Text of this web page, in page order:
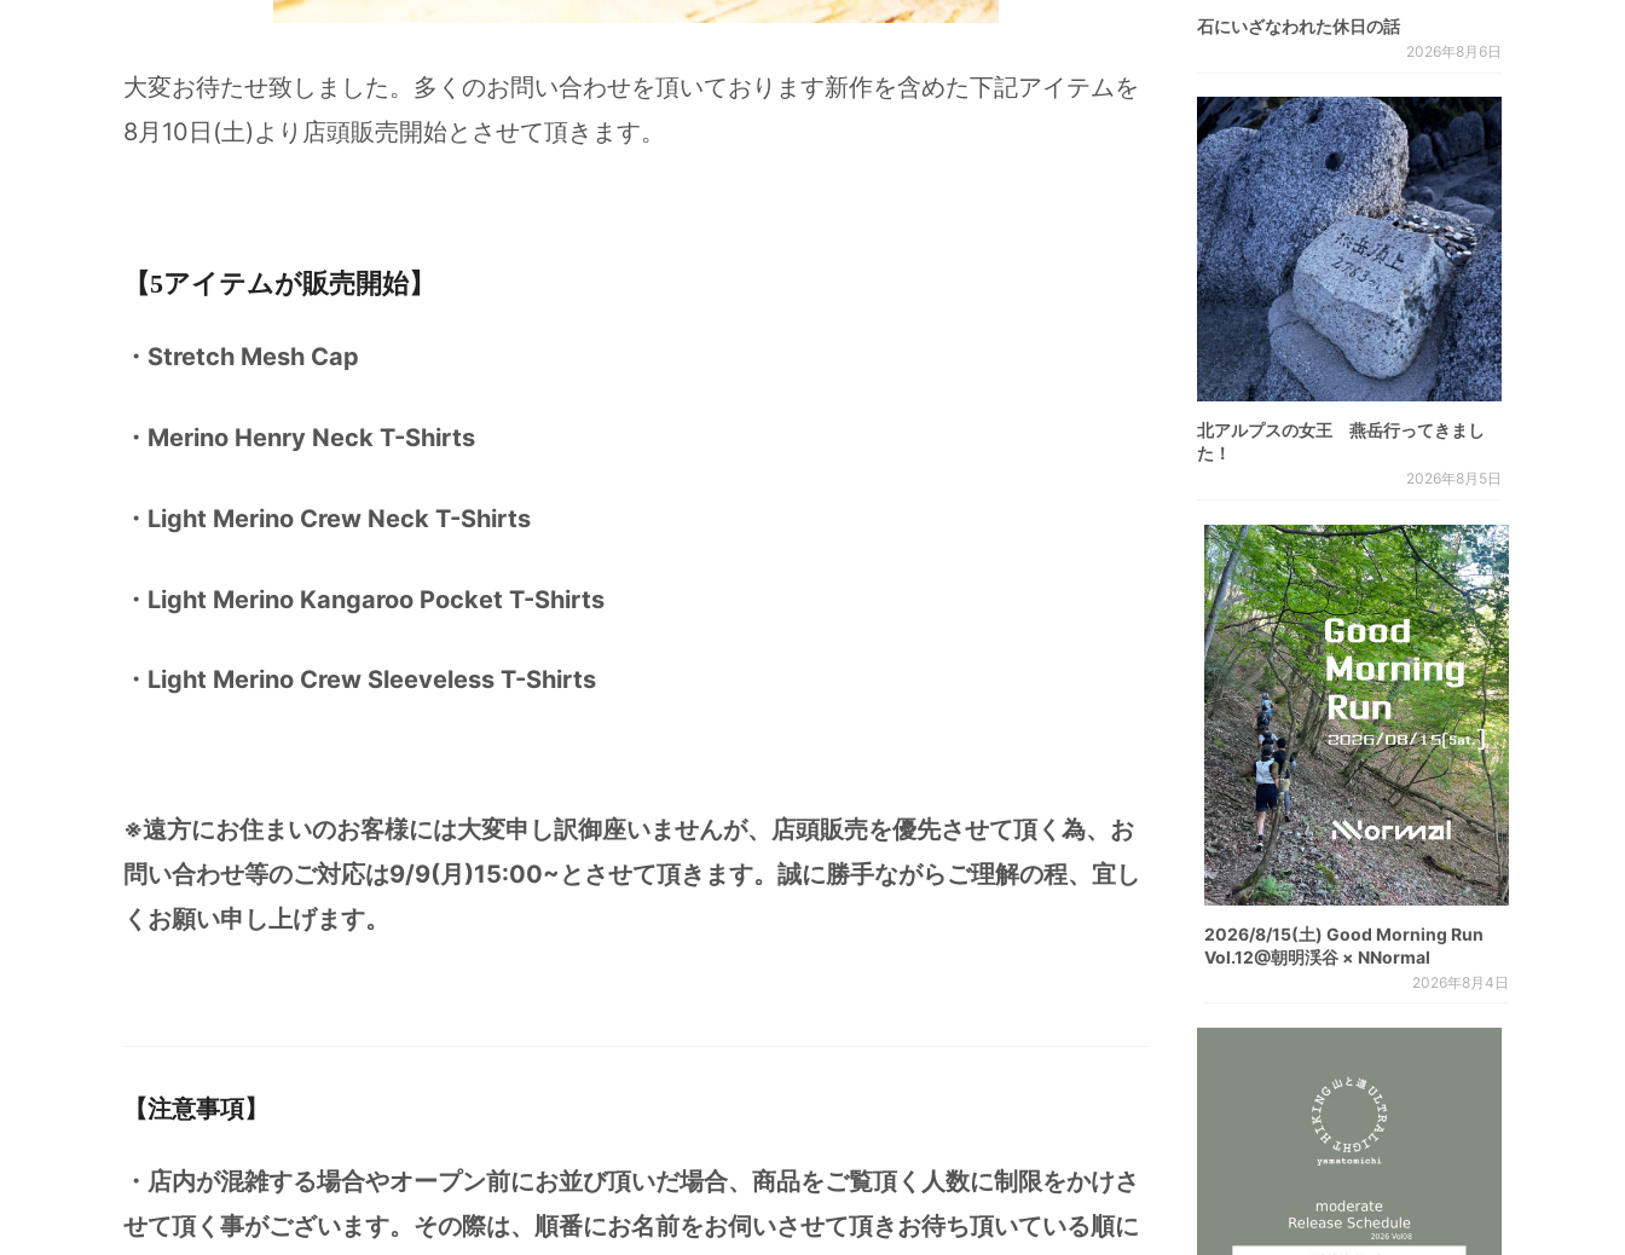
大変お待たせ致しました。多くのお問い合わせを頂いております新作を含めた下記アイテムを
8月10日(土)より店頭販売開始とさせて頂きます。
【5アイテムが販売開始】
・Stretch Mesh Cap
・Merino Henry Neck T-Shirts
・Light Merino Crew Neck T-Shirts
・Light Merino Kangaroo Pocket T-Shirts
・Light Merino Crew Sleeveless T-Shirts
※遠方にお住まいのお客様には大変申し訳御座いませんが、店頭販売を優先させて頂く為、お
問い合わせ等のご対応は9/9(月)15:00~とさせて頂きます。誠に勝手ながらご理解の程、宜し
くお願い申し上げます。
【注意事項】
・店内が混雑する場合やオープン前にお並び頂いだ場合、商品をご覧頂く人数に制限をかけさ
せて頂く事がございます。その際は、順番にお名前をお伺いさせて頂きお待ち頂いている順に
石にいざなわれた休日の話
2026年8月6日
北アルプスの女王 燕岳行ってきまし
た！
2026年8月5日
2026/8/15(土) Good Morning Run
Vol.12@朝明渓谷 × NNormal
2026年8月4日